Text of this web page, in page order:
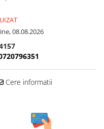
08.08.2026
Cere informatii